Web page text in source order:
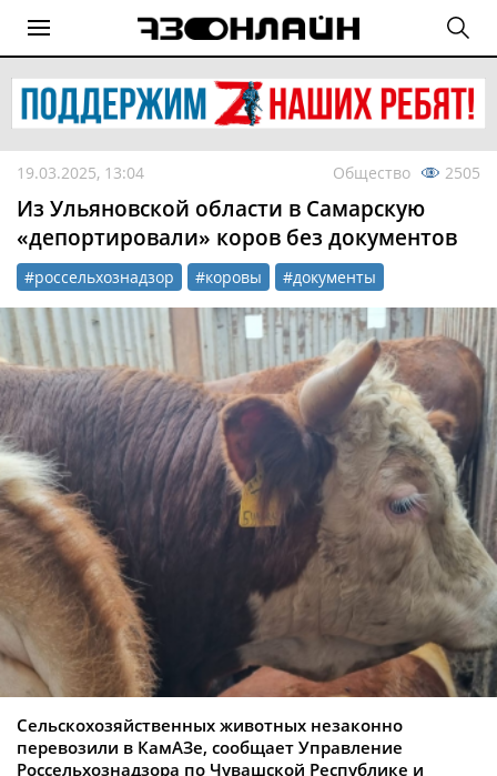
19.03.2025, 13:04 Общество 2505
Из Ульяновской области в Самарскую
«депортировали» коров без документов
#россельхознадзор #коровы #документы
Сельскохозяйственных животных незаконно
перевозили в КамАЗе, сообщает Управление
Россельхознадзора по Чувашской Республике и